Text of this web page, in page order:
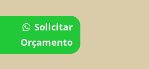
Solicitar
Orçamento